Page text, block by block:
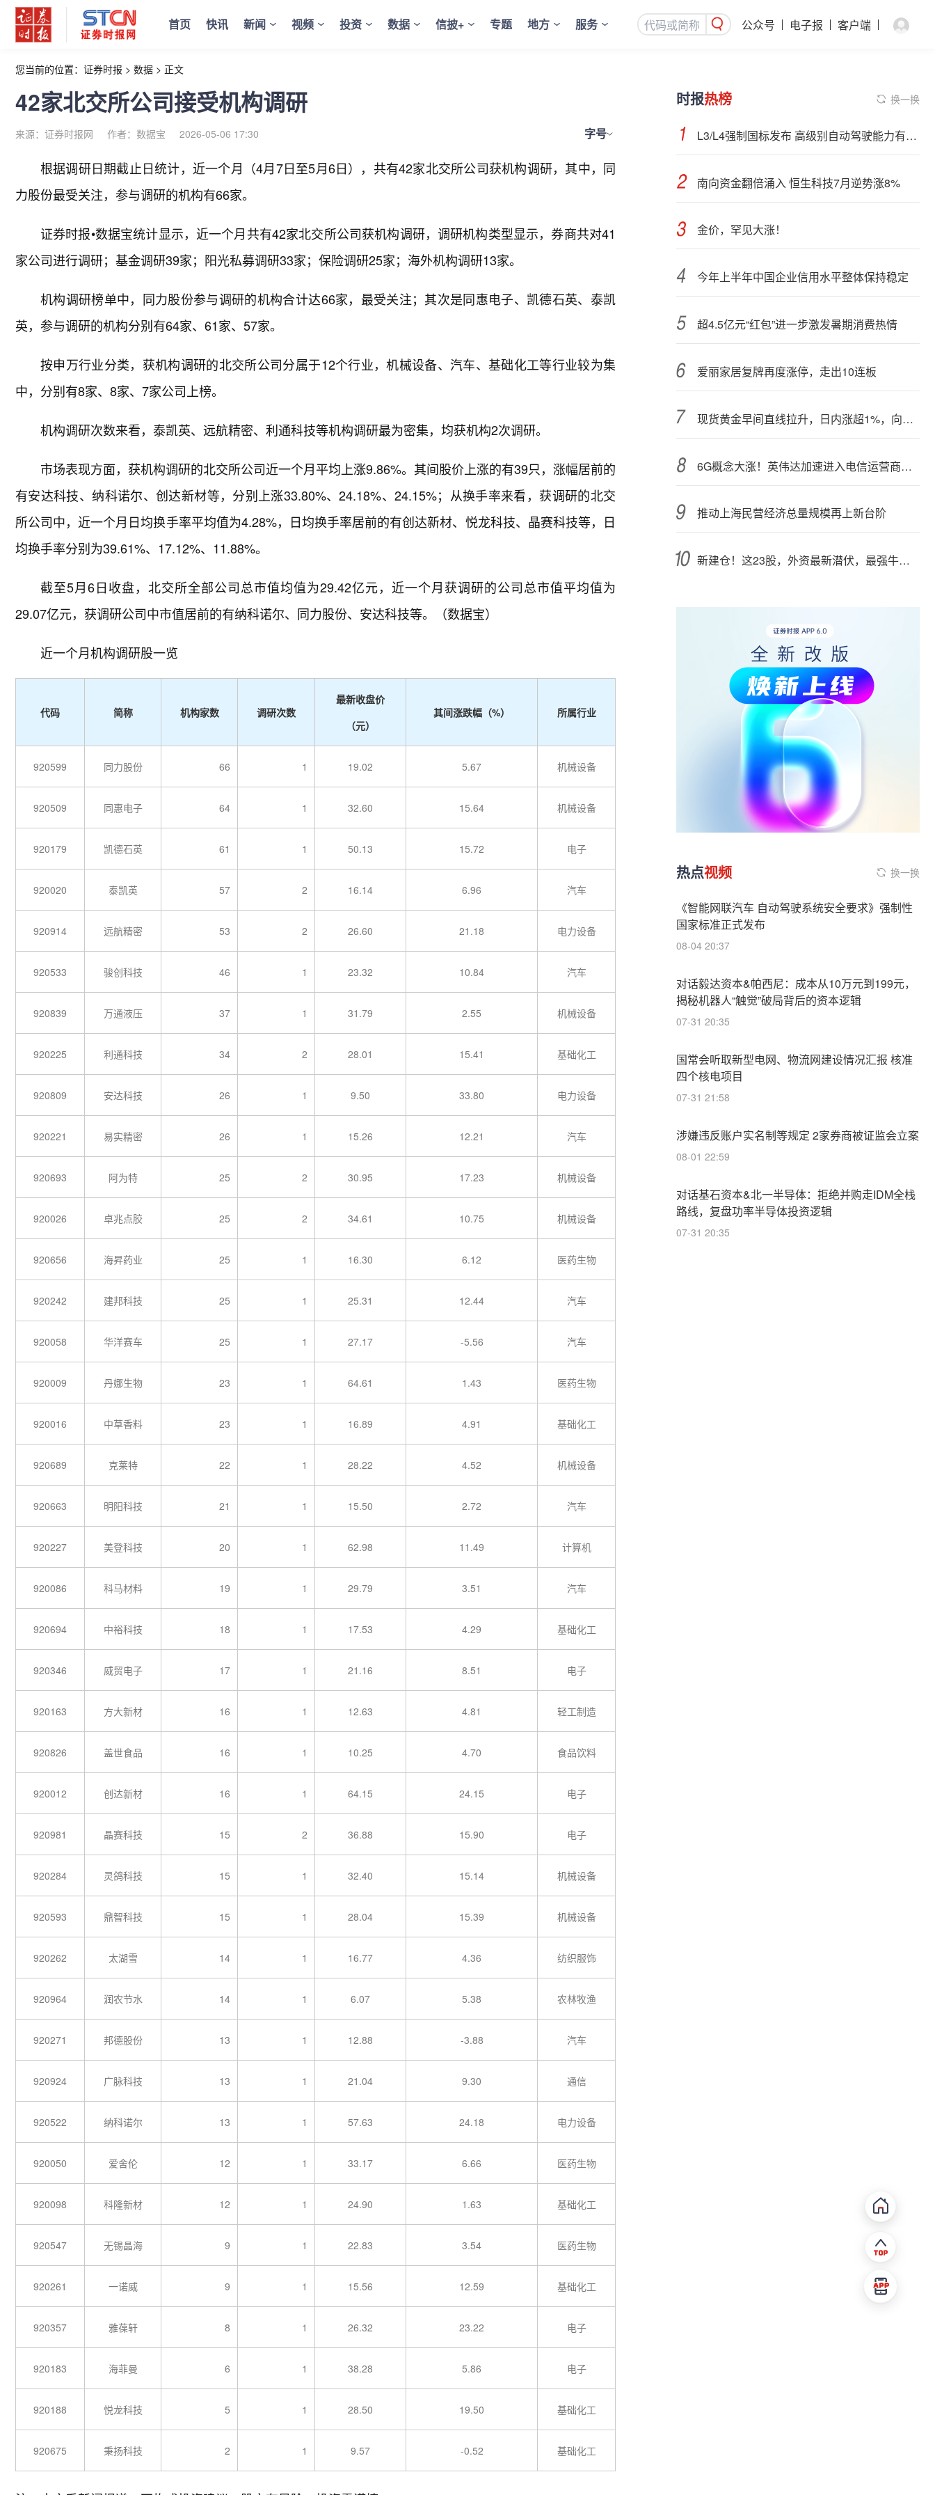
首页 快讯 新闻 视频 投资 数据 信披+ 专题 地方 服务 公众号 电子报 客户端
您当前的位置： 证券时报 > 数据 > 正文
42家北交所公司接受机构调研
来源：证券时报网 作者：数据宝 2026-05-06 17:30 字号
根据调研日期截止日统计，近一个月（4月7日至5月6日），共有42家北交所公司获机构调研，其中，同
力股份最受关注，参与调研的机构有66家。
证券时报•数据宝统计显示，近一个月共有42家北交所公司获机构调研，调研机构类型显示，券商共对41
家公司进行调研；基金调研39家；阳光私募调研33家；保险调研25家；海外机构调研13家。
机构调研榜单中，同力股份参与调研的机构合计达66家，最受关注；其次是同惠电子、凯德石英、泰凯
英，参与调研的机构分别有64家、61家、57家。
按申万行业分类，获机构调研的北交所公司分属于12个行业，机械设备、汽车、基础化工等行业较为集
中，分别有8家、8家、7家公司上榜。
机构调研次数来看，泰凯英、远航精密、利通科技等机构调研最为密集，均获机构2次调研。
市场表现方面，获机构调研的北交所公司近一个月平均上涨9.86%。其间股价上涨的有39只，涨幅居前的
有安达科技、纳科诺尔、创达新材等，分别上涨33.80%、24.18%、24.15%；从换手率来看，获调研的北交
所公司中，近一个月日均换手率平均值为4.28%，日均换手率居前的有创达新材、悦龙科技、晶赛科技等，日
均换手率分别为39.61%、17.12%、11.88%。
截至5月6日收盘，北交所全部公司总市值均值为29.42亿元，近一个月获调研的公司总市值平均值为
29.07亿元，获调研公司中市值居前的有纳科诺尔、同力股份、安达科技等。（数据宝）
近一个月机构调研股一览
代码 简称 机构家数 调研次数
最新收盘价
（元）
其间涨跌幅（%） 所属行业
920599 同力股份 66 1 19.02 5.67 机械设备
920509 同惠电子 64 1 32.60 15.64 机械设备
920179 凯德石英 61 1 50.13 15.72 电子
920020 泰凯英 57 2 16.14 6.96 汽车
920914 远航精密 53 2 26.60 21.18 电力设备
920533 骏创科技 46 1 23.32 10.84 汽车
920839 万通液压 37 1 31.79 2.55 机械设备
920225 利通科技 34 2 28.01 15.41 基础化工
920809 安达科技 26 1 9.50 33.80 电力设备
920221 易实精密 26 1 15.26 12.21 汽车
920693 阿为特 25 2 30.95 17.23 机械设备
920026 卓兆点胶 25 2 34.61 10.75 机械设备
920656 海昇药业 25 1 16.30 6.12 医药生物
920242 建邦科技 25 1 25.31 12.44 汽车
920058 华洋赛车 25 1 27.17 -5.56 汽车
920009 丹娜生物 23 1 64.61 1.43 医药生物
920016 中草香料 23 1 16.89 4.91 基础化工
920689 克莱特 22 1 28.22 4.52 机械设备
920663 明阳科技 21 1 15.50 2.72 汽车
920227 美登科技 20 1 62.98 11.49 计算机
920086 科马材料 19 1 29.79 3.51 汽车
920694 中裕科技 18 1 17.53 4.29 基础化工
920346 威贸电子 17 1 21.16 8.51 电子
920163 方大新材 16 1 12.63 4.81 轻工制造
920826 盖世食品 16 1 10.25 4.70 食品饮料
920012 创达新材 16 1 64.15 24.15 电子
920981 晶赛科技 15 2 36.88 15.90 电子
920284 灵鸽科技 15 1 32.40 15.14 机械设备
920593 鼎智科技 15 1 28.04 15.39 机械设备
920262 太湖雪 14 1 16.77 4.36 纺织服饰
920964 润农节水 14 1 6.07 5.38 农林牧渔
920271 邦德股份 13 1 12.88 -3.88 汽车
920924 广脉科技 13 1 21.04 9.30 通信
920522 纳科诺尔 13 1 57.63 24.18 电力设备
920050 爱舍伦 12 1 33.17 6.66 医药生物
920098 科隆新材 12 1 24.90 1.63 基础化工
920547 无锡晶海 9 1 22.83 3.54 医药生物
920261 一诺威 9 1 15.56 12.59 基础化工
920357 雅葆轩 8 1 26.32 23.22 电子
920183 海菲曼 6 1 38.28 5.86 电子
920188 悦龙科技 5 1 28.50 19.50 基础化工
920675 秉扬科技 2 1 9.57 -0.52 基础化工
时报热榜 换一换
L3/L4强制国标发布 高级别自动驾驶能力有望看齐“老司机”
南向资金翻倍涌入 恒生科技7月逆势涨8%
金价，罕见大涨！
今年上半年中国企业信用水平整体保持稳定
超4.5亿元“红包”进一步激发暑期消费热情
爱丽家居复牌再度涨停，走出10连板
现货黄金早间直线拉升，日内涨超1%，向上突破4300美元关口
6G概念大涨！英伟达加速进入电信运营商市场？
推动上海民营经济总量规模再上新台阶
新建仓！这23股，外资最新潜伏，最强牛股在列
热点视频 换一换
《智能网联汽车 自动驾驶系统安全要求》强制性
国家标准正式发布
08-04 20:37
对话毅达资本&帕西尼：成本从10万元到199元，
揭秘机器人“触觉”破局背后的资本逻辑
07-31 20:35
国常会听取新型电网、物流网建设情况汇报 核准
四个核电项目
07-31 21:58
涉嫌违反账户实名制等规定 2家券商被证监会立案
08-01 22:59
对话基石资本&北一半导体：拒绝并购走IDM全栈
路线，复盘功率半导体投资逻辑
07-31 20:35